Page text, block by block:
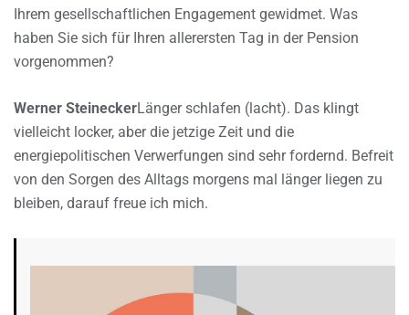
Ihrem gesellschaftlichen Engagement gewidmet. Was
haben Sie sich für Ihren allerersten Tag in der Pension
vorgenommen?
Werner SteineckerLänger schlafen (lacht). Das klingt
vielleicht locker, aber die jetzige Zeit und die
energiepolitischen Verwerfungen sind sehr fordernd. Befreit
von den Sorgen des Alltags morgens mal länger liegen zu
bleiben, darauf freue ich mich.